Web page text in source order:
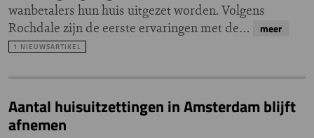
wanbetalers hun huis uitgezet worden. Volgens
Rochdale zijn de eerste ervaringen met de…
meer
1 NIEUWSARTIKEL
Aantal huisuitzettingen in Amsterdam blijft
afnemen